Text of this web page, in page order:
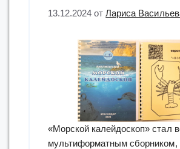
13.12.2024 отЛариса
«Морской калейдоскоп» стал
мультиформатным сборником,